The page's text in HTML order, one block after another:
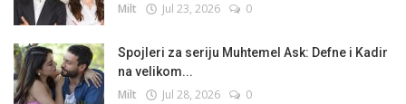
Milt Jul 23, 2026 0
Spojleri za seriju Muhtemel Ask: Defne i Kadir
na velikom...
Milt Jul 28, 2026 0